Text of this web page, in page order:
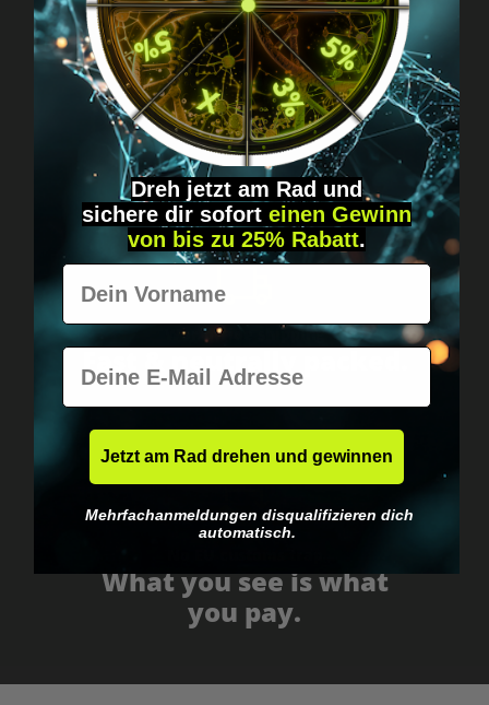
Got questions? Just message us!
Discreet, direct &
personal.
Worldwide shipping
Fast & neutrally packed.
What you see is what
you pay.
Dreh jetzt am Rad und
sichere dir sofort einen Gewinn
von bis zu 25% Rabatt.
Vorname
E-Mail
Jetzt am Rad drehen und gewinnen
Mehrfachanmeldungen disqualifizieren dich
automatisch.